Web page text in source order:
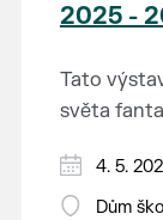
2025 -
Tato
světa
vlastní
světa
Děkujeme
4. 5.
Dům